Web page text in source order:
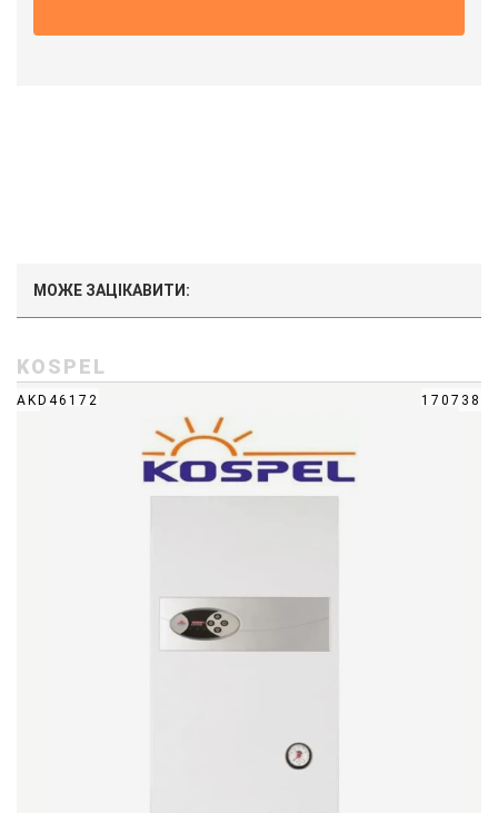
МОЖЕ ЗАЦІКАВИТИ:
KOSPEL
AKD46172 170738